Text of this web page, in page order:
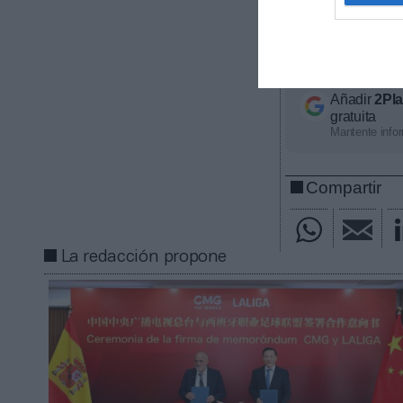
con nosotros
Añadir
gratuita
Mantente
Compartir
La redacción propone